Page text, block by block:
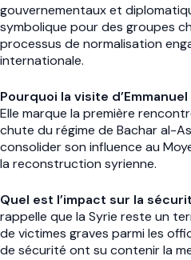
gouvernementaux et
symbolique pour des groupes
processus de normalisation
internationale.
Pourquoi la visite
Elle marque la première
chute du régime de Bachar al-
consolider son influence au
la reconstruction syrienne.
Quel est l’impact sur la
rappelle que la Syrie reste un
de victimes graves parmi les
de sécurité ont su contenir la